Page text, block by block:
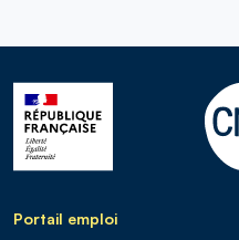
Portail emploi